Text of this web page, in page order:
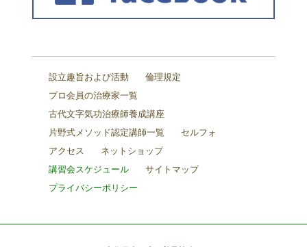
設立趣旨および活動
倫理規定
プロ会員の治療家一覧
古代文字気功治療師養成講座
片野式メソッド認定講師一覧
セルフォ
アクセス
ネットショップ
講習会スケジュール
サイトマップ
プライバシーポリシー